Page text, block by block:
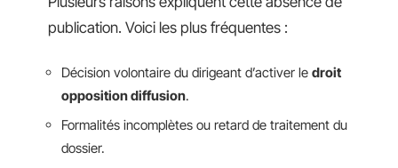
publication. Voici les plus fréquentes :
Décision volontaire du dirigeant d’activer le droit
opposition diffusion.
Formalités incomplètes ou retard de traitement du
dossier.